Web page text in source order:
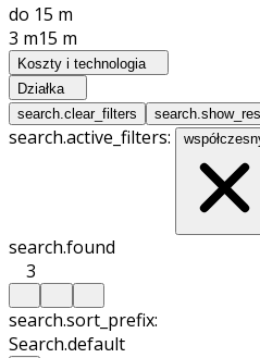
do 15 m
3 m15 m
Koszty i technologia
Działka
search.clear_filters
search.active_filters:
search.found
3
search.sort_prefix:
Search.default